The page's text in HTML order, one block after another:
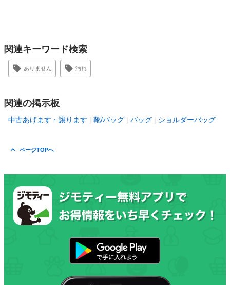
関連キーワード検索
ありません 汚れ
関連の掲示板
中古あげます・譲ります 靴/バッグ バッグ ショルダーバッグ
ページTOPへ